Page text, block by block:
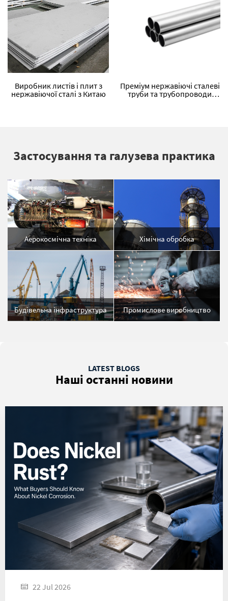
Виробник листів і плит з
нержавіючої сталі з Китаю
Преміум нержавіючі сталеві
труби та трубопроводи
Застосування та галузева практика
Аерокосмічна техніка Хімічна обробка
Будівельна інфраструктура Промислове виробництво
LATEST BLOGS
Наші останні новини
22 Jul 2026